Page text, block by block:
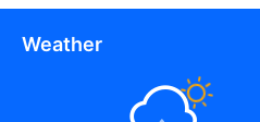
Weather